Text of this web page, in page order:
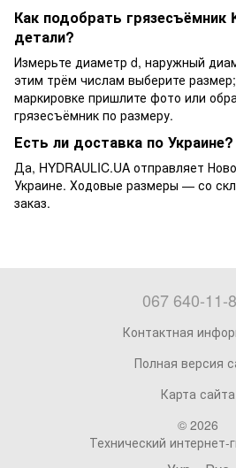
Как подобрать грязесъёмник
детали?
Измерьте диаметр d, наружный
этим трём числам выберите
маркировке пришлите фото или
грязесъёмник по размеру.
Есть ли доставка по Украине?
Да, HYDRAULIC.UA отправляет
Украине. Ходовые размеры — со
заказ.
067 640-11-
Контактная
Полная версия
Карта сайта
© 2026
Технический интернет-